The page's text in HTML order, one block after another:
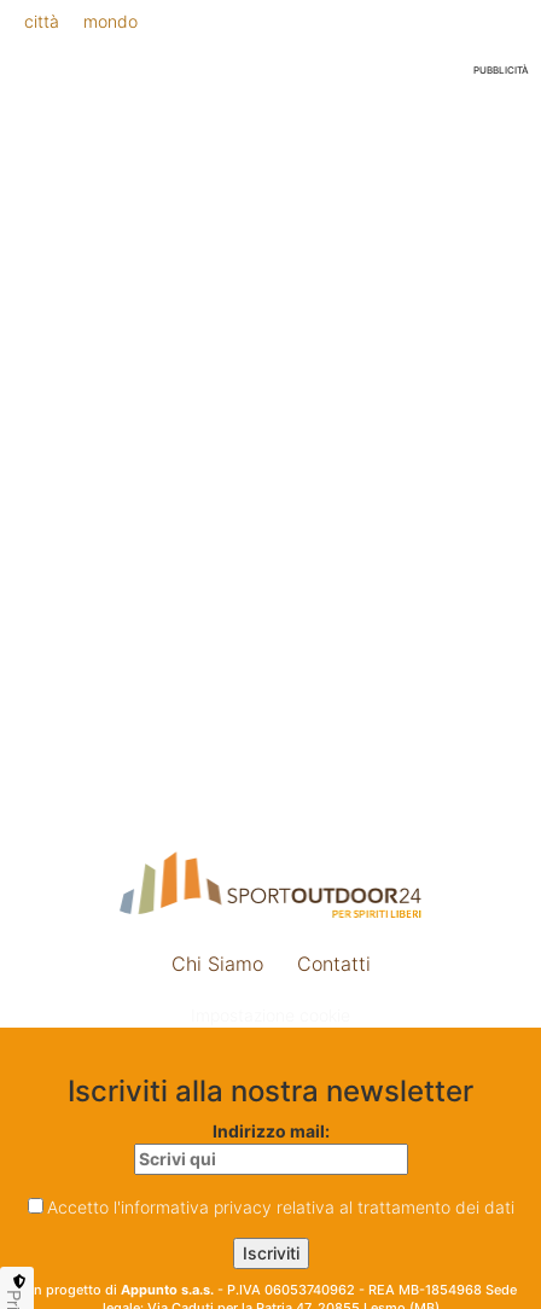
città mondo
PUBBLICITÀ
Chi Siamo Contatti
Iscriviti alla nostra newsletter
Indirizzo mail:
Accetto l'informativa privacy relativa al trattamento dei dati
Un progetto di Appunto s.a.s. - P.IVA 06053740962 - REA MB-1854968 Sede